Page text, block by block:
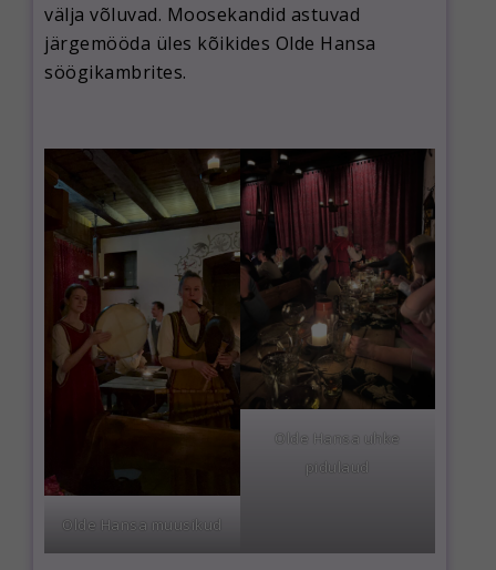
välja võluvad. Moosekandid astuvad
järgemööda üles kõikides Olde Hansa
söögikambrites.
Olde Hansa muusikud
Olde Hansa uhke
pidulaud